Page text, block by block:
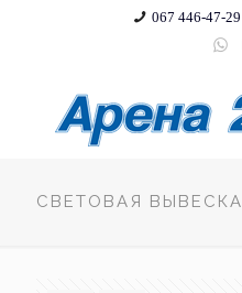
067 446-47-29
СВЕТОВАЯ ВЫВЕСКА